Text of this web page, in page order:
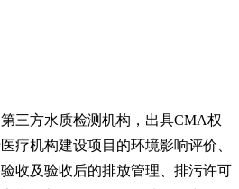
三方水质检测机构，出具CMA权
疗机构建设项目的环境影响评价、
收及验收后的排放管理、排污许可